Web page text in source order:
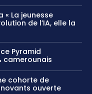
« La jeunesse
de l’IA, elle la
Pyramid
camerounais
cohorte de
ouverte